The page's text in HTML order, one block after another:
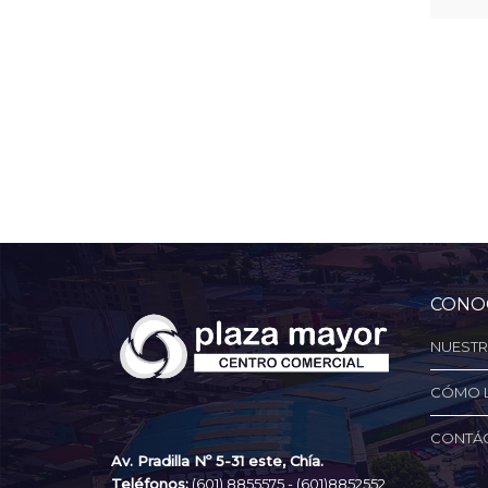
Av. Pradilla Nº 5-31 este, Chía.
Teléfonos:(601) 8855575 - (601)8852552
CÓMO